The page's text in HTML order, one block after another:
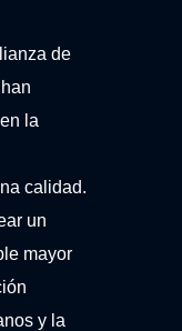
de
la
calidad.
un
mayor
y la